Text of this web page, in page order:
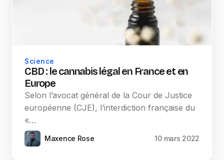
Science
CBD : le cannabis légal en France et en
Europe
Selon l’avocat général de la Cour de Justice
européenne (CJE), l’interdiction française du
«…
Maxence Rose 10 mars 2022